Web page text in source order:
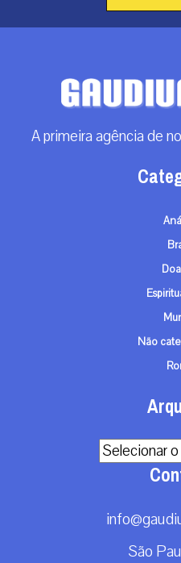
A primeira agência de
Não
Arquivos
São